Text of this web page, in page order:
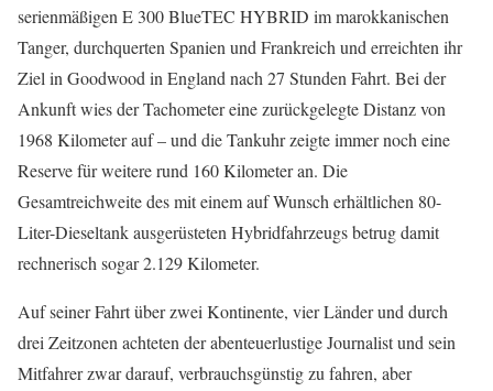
serienmäßigen E 300 BlueTEC HYBRID im marokkanischen
Tanger, durchquerten Spanien und Frankreich und erreichten ihr
Ziel in Goodwood in England nach 27 Stunden Fahrt. Bei der
Ankunft wies der Tachometer eine zurückgelegte Distanz von
1968 Kilometer auf – und die Tankuhr zeigte immer noch eine
Reserve für weitere rund 160 Kilometer an. Die
Gesamtreichweite des mit einem auf Wunsch erhältlichen 80-
Liter-Dieseltank ausgerüsteten Hybridfahrzeugs betrug damit
rechnerisch sogar 2.129 Kilometer.
Auf seiner Fahrt über zwei Kontinente, vier Länder und durch
drei Zeitzonen achteten der abenteuerlustige Journalist und sein
Mitfahrer zwar darauf, verbrauchsgünstig zu fahren, aber